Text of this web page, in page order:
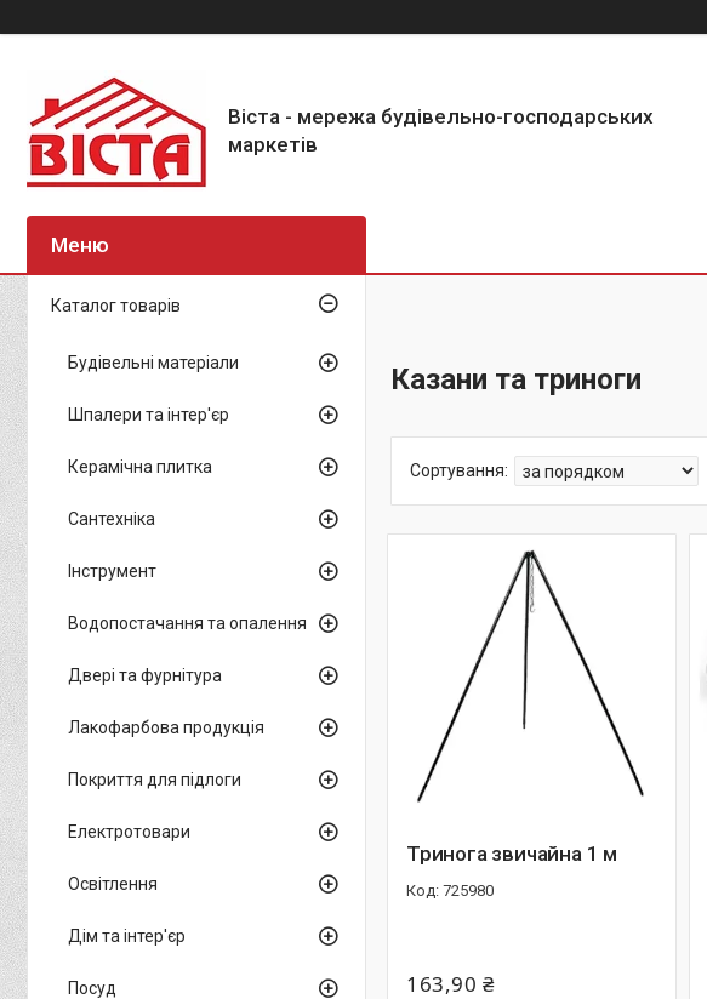
Віста - мережа будівельно-господарських
маркетів
Казани та триноги
Тринога звичайна 1 м
725980
163,90 ₴
Каталог товарів
Будівельні матеріали
Шпалери та інтер'єр
Керамічна плитка
Сантехніка
Інструмент
Водопостачання та опалення
Двері та фурнітура
Лакофарбова продукція
Покриття для підлоги
Електротовари
Освітлення
Дім та інтер'єр
Посуд